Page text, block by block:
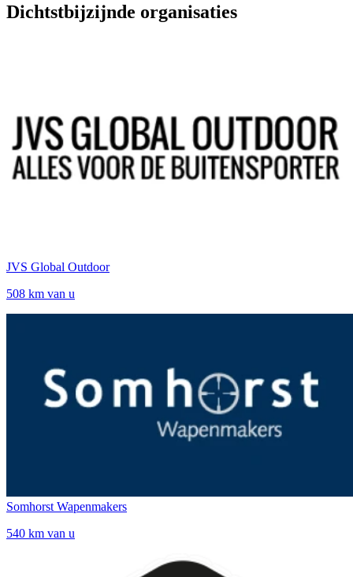
Dichtstbijzijnde organisaties
JVS Global Outdoor
508 km van u
Somhorst Wapenmakers
540 km van u